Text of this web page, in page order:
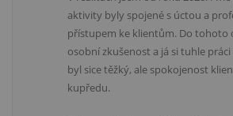
aktivity byly spojené s úctou a
přístupem ke klientům. Do tohoto
osobní zkušenost a já si tuhle
byl sice těžký, ale spokojenost
kupředu.